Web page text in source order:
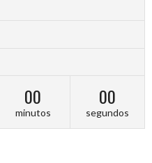
00
minutos
00
segundos